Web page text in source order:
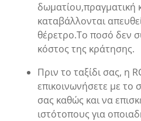
δωματίου,πραγματική
καταβάλλονται
θέρετρο.Το ποσό δεν
κόστος της κράτησης.
Πριν το ταξίδι σας, η
επικοινωνήσετε με το
σας καθώς και να
ιστότοπους για